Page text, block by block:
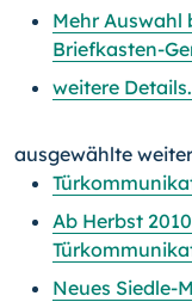
Mehr Auswahl
Briefkasten-
weitere
ausgewählte
Ab Herbst
Neues Siedle-